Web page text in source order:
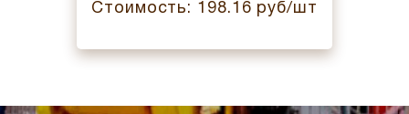
Стоимость: 198.16 руб/шт